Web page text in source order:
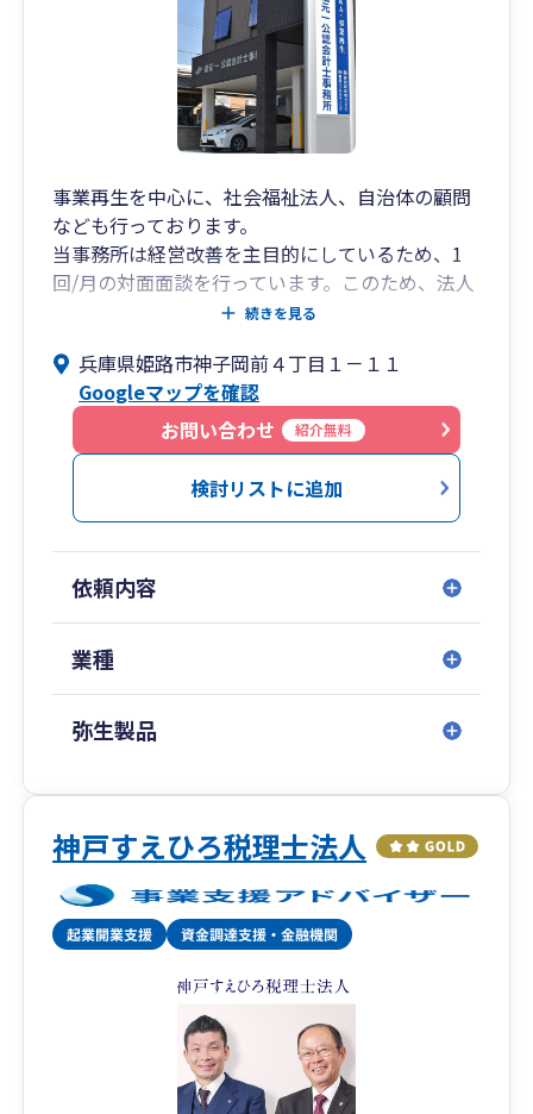
事業再生を中心に、社会福祉法人、自治体の顧問
なども行っております。
当事務所は経営改善を主目的にしているため、1
回/月の対面面談を行っています。このため、法人
の顧問業務については当事務所から半径10km以
当事務所にご用の方は金融機関より紹介を受けて
ください。
所得税確定申告のみの依頼はお受けしておりませ
ん。
続きを見る
兵庫県姫路市神子岡前４丁目１－１１
Googleマップを確認
お問い合わせ
紹介無料
検討リストに追加
依頼内容
業種
弥生製品
神戸すえひろ税理士法人